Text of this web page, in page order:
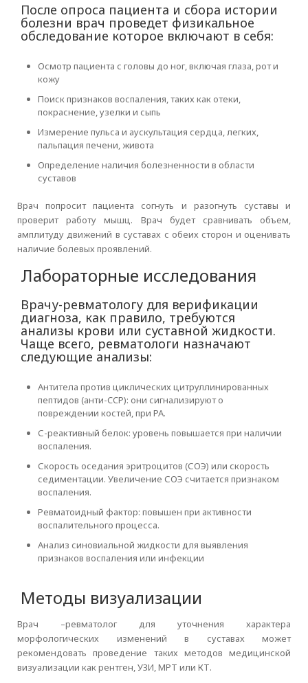
После опроса пациента и сбора истории
болезни врач проведет физикальное
обследование которое включают в себя:
Осмотр пациента с головы до ног, включая глаза, рот и
кожу
Поиск признаков воспаления, таких как отеки,
покраснение, узелки и сыпь
Измерение пульса и аускультация сердца, легких,
пальпация печени, живота
Определение наличия болезненности в области
суставов
Врач попросит пациента согнуть и разогнуть суставы и
проверит работу мышц. Врач будет сравнивать объем,
амплитуду движений в суставах с обеих сторон и оценивать
наличие болевых проявлений.
Лабораторные исследования
Врачу-ревматологу для верификации
диагноза, как правило, требуются
анализы крови или суставной жидкости.
Чаще всего, ревматологи назначают
следующие анализы:
Антитела против циклических цитруллинированных
пептидов (анти-CCP): они сигнализируют о
повреждении костей, при РА.
С-реактивный белок: уровень повышается при наличии
воспаления.
Скорость оседания эритроцитов (СОЭ) или скорость
седиментации. Увеличение СОЭ считается признаком
воспаления.
Ревматоидный фактор: повышен при активности
воспалительного процесса.
Анализ синовиальной жидкости для выявления
признаков воспаления или инфекции
Методы визуализации
Врач –ревматолог для уточнения характера
морфологических изменений в суставах может
рекомендовать проведение таких методов медицинской
визуализации как рентген, УЗИ, МРТ или КТ.